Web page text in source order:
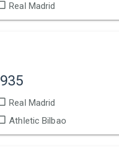
Real Madrid
Real Madrid
Athletic Bilbao